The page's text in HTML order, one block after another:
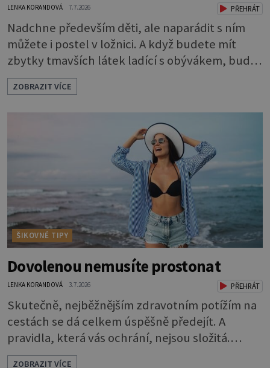
LENKA KORANDOVÁ 7.7.2026 PŘEHRÁT
Nadchne především děti, ale naparádit s ním
můžete i postel v ložnici. A když budete mít
zbytky tmavších látek ladící s obývákem, bude
se hodit i tam. Budete potřebovat: - zbytky
barevně sladěných bavlněných látek - 0,5 m
látky na vnitřní polštářek - duté vlákno na výplň
- 2 knoflíky - 0,5 m jednostranně nalepovacího
vlizelínu - pravítko a řezák nebo nůžky Přední
strana s aplikací 1. V
ZOBRAZIT VÍCE
ŠIKOVNÉ TIPY
Dovolenou nemusíte prostonat
LENKA KORANDOVÁ 3.7.2026 PŘEHRÁT
Skutečně, nejběžnějším zdravotním potížím na
cestách se dá celkem úspěšně předejít. A
pravidla, která vás ochrání, nejsou složitá.
Riziko na talíři Drtivou většinu cestovatelských
ZOBRAZIT VÍCE